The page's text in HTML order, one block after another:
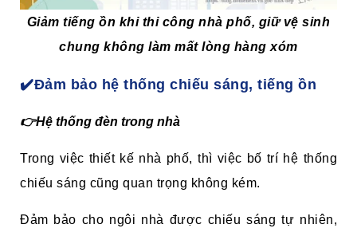
Giảm tiếng ồn khi thi công nhà phố, giữ vệ sinh
chung không làm mất lòng hàng xóm
✔️Đảm bảo hệ thống chiếu sáng, tiếng ồn
👉Hệ thống đèn trong nhà
Trong việc thiết kế nhà phố, thì việc bố trí hệ thống
chiếu sáng cũng quan trọng không kém.
Đảm bảo cho ngôi nhà được chiếu sáng tự nhiên,